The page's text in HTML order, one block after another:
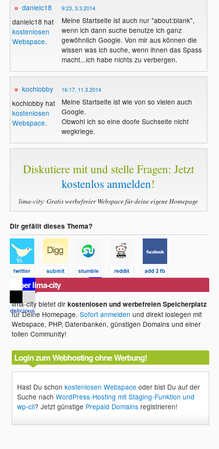
danielc18
danielc18 hat
kostenlosen
Webspace.
9:23, 3.3.2014
Meine Startseite ist auch nur "about:blank",
wenn ich dann suche benutze ich ganz
gewöhnlich Google. Von mir aus können die
wissen was ich suche, wenn ihnen das Spass
macht...ich habe nichts zu verbergen.
kochlobby
kochlobby hat
kostenlosen
Webspace.
16:17, 11.3.2014
Meine Startseite ist wie von so vielen auch
Google.
Obwohl ich so eine doofe Suchseite nicht
wegkriege.
Diskutiere mit und stelle Fragen: Jetzt
kostenlos anmelden!
lima-city: Gratis werbefreier Webspace für deine eigene Homepage
Dir gefällt dieses Thema?
Über lima-city
lima-city bietet dirkostenlosen und werbefreien Speicherplatz
für Deine Homepage.Sofort anmelden und direkt loslegen mit
Webspace, PHP, Datenbanken, günstigen Domains und einer
tollen Community!
Login zum Webhosting ohne Werbung!
Hast Du schonkostenlosen Webspace oder bist Du auf der
Suche nachWordPress-Hosting mit Staging-Funktion und
wp-cli? Jetzt günstige Prepaid Domains registrieren!